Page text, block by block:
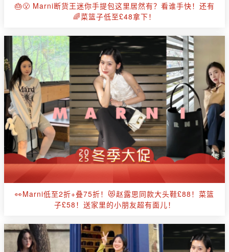
🎂😮 Marni断货王迷你手提包这里居然有？看谁手快！还有
🌈菜篮子低至£48拿下！
👀Marni低至2折+叠75折！😻赵露思同款大头鞋£88！菜篮
子£58！送家里的小朋友超有面儿！